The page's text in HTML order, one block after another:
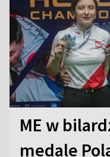
ME w
medale